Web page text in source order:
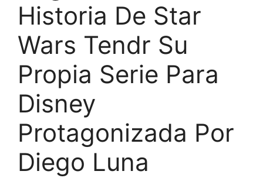
Historia De Star
Wars Tendr Su
Propia Serie Para
Disney
Protagonizada Por
Diego Luna